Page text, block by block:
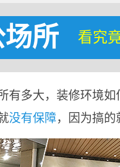
所 看究
有多大，装修环境
没有保障，因为搞